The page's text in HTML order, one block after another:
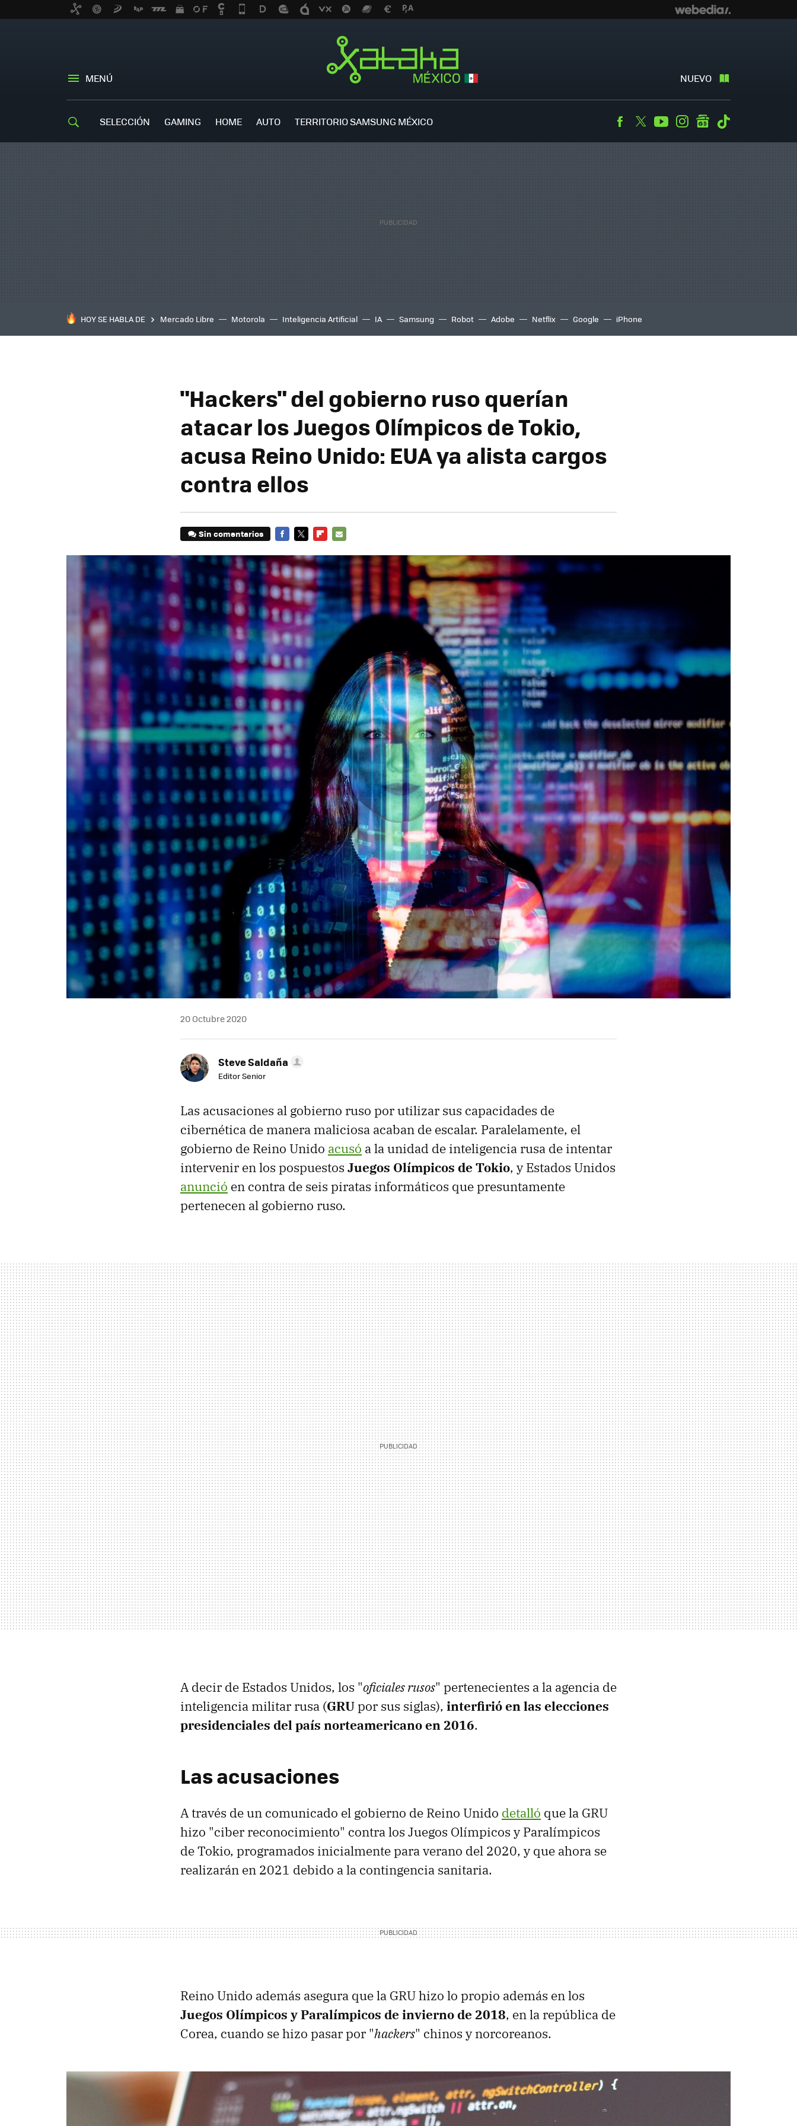
MENÚ NUEVO
SELECCIÓN GAMING HOME AUTO TERRITORIO SAMSUNG MÉXICO Facebook
TwitterYoutubeInstagramgooglenews
HOY SE HABLA DE Mercado Libre Motorola Inteligencia Artificial IA Samsung Robot Adobe Netflix Google iPhone
"Hackers" del gobierno ruso querían
atacar los Juegos Olímpicos de Tokio,
acusa Reino Unido: EUA ya alista cargos
contra ellos
Sin comentarios
MAIL
20 Octubre 2020
Steve Saldaña
Editor Senior
Las acusaciones al gobierno ruso por utilizar sus capacidades de
cibernética de manera maliciosa acaban de escalar. Paralelamente, el
gobierno de Reino Unido acusó a la unidad de inteligencia rusa de intentar
intervenir en los pospuestos Juegos Olímpicos de Tokio, y Estados Unidos
anunció en contra de seis piratas informáticos que presuntamente
pertenecen al gobierno ruso.
A decir de Estados Unidos, los "oficiales rusos" pertenecientes a la agencia de
inteligencia militar rusa (GRUpor sus siglas), interfirió en las elecciones
presidenciales del país norteamericano en 2016.
Las acusaciones
A través de un comunicado el gobierno de Reino Unido detalló que la GRU
hizo "ciber reconocimiento" contra los Juegos Olímpicos y Paralímpicos
de Tokio, programados inicialmente para verano del 2020, y que ahora se
realizarán en 2021 debido a la contingencia sanitaria.
Reino Unido además asegura que la GRU hizo lo propio además en los
Juegos Olímpicos y Paralímpicos de invierno de 2018, en la república de
Corea, cuando se hizo pasar por "hackers" chinos y norcoreanos.